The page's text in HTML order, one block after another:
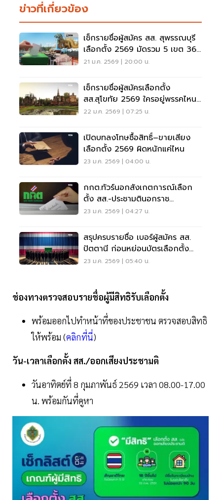
ข่าวที่เกี่ยวข้อง
เช็กรายชื่อผู้สมัคร สส. สุพรรณบุรี
เลือกตั้ง 2569 มัดรวม 5 เขต 36
รายชื่อ
21 ม.ค. 2569 | 20:00 น.
เช็กรายชื่อผู้สมัครเลือกตั้ง
สส.สุโขทัย 2569 ใครอยู่พรรคไหน
เบอร์อะไร ครบที่นี่
22 ม.ค. 2569 | 07:25 น.
เปิดบทลงโทษซื้อสิทธิ์–ขายเสียง
เลือกตั้ง 2569 ผิดหนักแค่ไหน
23 ม.ค. 2569 | 04:00 น.
กกต.ทัวร์นอกสังเกตการณ์เลือก
ตั้ง สส.-ประชามตินอกราช
อาณาจักร
23 ม.ค. 2569 | 04:27 น.
สรุปครบรายชื่อ เบอร์ผู้สมัคร สส.
ปัตตานี ก่อนหย่อนบัตรเลือกตั้ง
2569
23 ม.ค. 2569 | 05:40 น.
ช่องทางตรวจสอบรายชื่อผู้มีสิทธิรับเลือกตั้ง
พร้อมออกไปทำหน้าที่ของประชาชน ตรวจสอบสิทธิ
ให้พร้อม (คลิกที่นี่)
วัน-เวลาเลือกตั้ง สส./ออกเสียงประชามติ
วันอาทิตย์ที่ 8 กุมภาพันธ์ 2569 เวลา 08.00-17.00
น. พร้อมกันที่คูหา